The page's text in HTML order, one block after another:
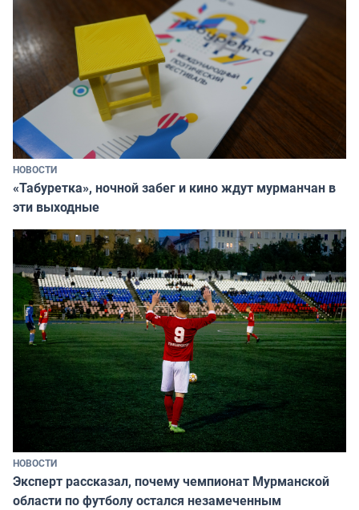
НОВОСТИ
«Табуретка», ночной забег и кино ждут мурманчан в
эти выходные
НОВОСТИ
Эксперт рассказал, почему чемпионат Мурманской
области по футболу остался незамеченным